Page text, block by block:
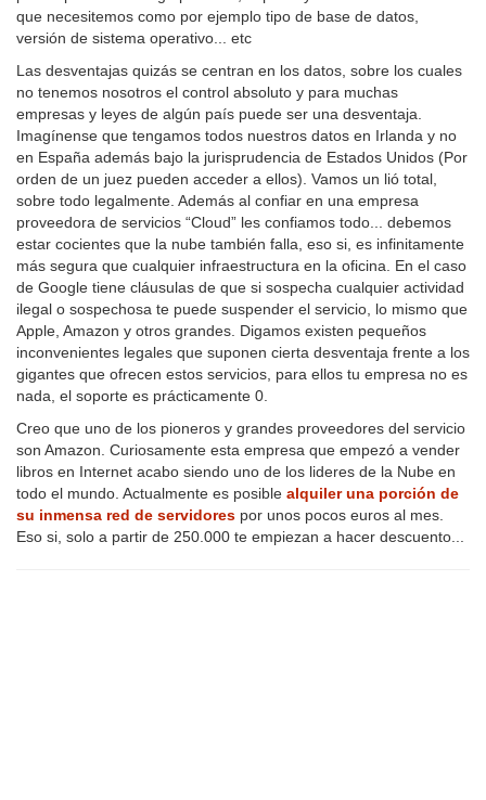
que necesitemos como por ejemplo tipo de base de datos,
versión de sistema operativo... etc
Las desventajas quizás se centran en los datos, sobre los cuales
no tenemos nosotros el control absoluto y para muchas
empresas y leyes de algún país puede ser una desventaja.
Imagínense que tengamos todos nuestros datos en Irlanda y no
en España además bajo la jurisprudencia de Estados Unidos (Por
orden de un juez pueden acceder a ellos). Vamos un lió total,
sobre todo legalmente. Además al confiar en una empresa
proveedora de servicios “Cloud” les confiamos todo... debemos
estar cocientes que la nube también falla, eso si, es infinitamente
más segura que cualquier infraestructura en la oficina. En el caso
de Google tiene cláusulas de que si sospecha cualquier actividad
ilegal o sospechosa te puede suspender el servicio, lo mismo que
Apple, Amazon y otros grandes. Digamos existen pequeños
inconvenientes legales que suponen cierta desventaja frente a los
gigantes que ofrecen estos servicios, para ellos tu empresa no es
nada, el soporte es prácticamente 0.
Creo que uno de los pioneros y grandes proveedores del servicio
son Amazon. Curiosamente esta empresa que empezó a vender
libros en Internet acabo siendo uno de los lideres de la Nube en
todo el mundo. Actualmente es posible alquiler una porción de
su inmensa red de servidores por unos pocos euros al mes.
Eso si, solo a partir de 250.000 te empiezan a hacer descuento...